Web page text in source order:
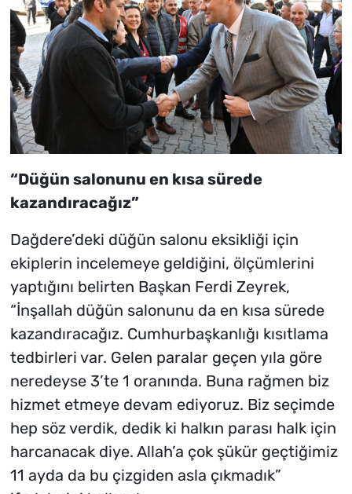
“Düğün salonunu en kısa sürede
kazandıracağız”
Dağdere’deki düğün salonu eksikliği için
ekiplerin incelemeye geldiğini, ölçümlerini
yaptığını belirten Başkan Ferdi Zeyrek,
“İnşallah düğün salonunu da en kısa sürede
kazandıracağız. Cumhurbaşkanlığı kısıtlama
tedbirleri var. Gelen paralar geçen yıla göre
neredeyse 3’te 1 oranında. Buna rağmen biz
hizmet etmeye devam ediyoruz. Biz seçimde
hep söz verdik, dedik ki halkın parası halk için
harcanacak diye. Allah’a çok şükür geçtiğimiz
11 ayda da bu çizgiden asla çıkmadık”